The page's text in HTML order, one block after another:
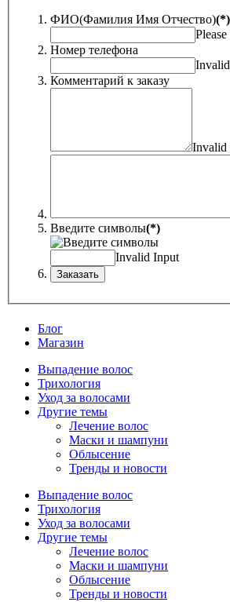
ФИО(Фамилия Имя Отчество)(*)
Номер телефона
Комментарий к заказу
Invalid
Введите символы(*)
Invalid Input
Блог
Магазин
Выпадение волос
Трихология
Уход за волосами
Другие темы
Лечение волос
Маски и шампуни
Облысение
Тренды и новости
Выпадение волос
Трихология
Уход за волосами
Другие темы
Лечение волос
Маски и шампуни
Облысение
Тренды и новости